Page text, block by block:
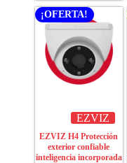
¡OFERTA!
EZVIZ
EZVIZ H4 Protección
exterior confiable
inteligencia incorporada